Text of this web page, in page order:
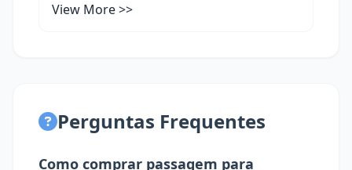
View More >>
Perguntas Frequentes
Como comprar passagem para